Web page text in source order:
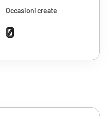
Occasioni create
0